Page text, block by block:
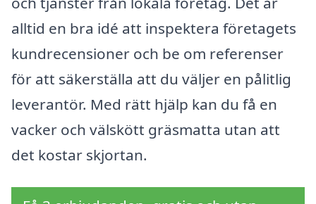
alltid en bra idé att inspektera företagets
kundrecensioner och be om referenser
för att säkerställa att du väljer en pålitlig
leverantör. Med rätt hjälp kan du få en
vacker och välskött gräsmatta utan att
det kostar skjortan.